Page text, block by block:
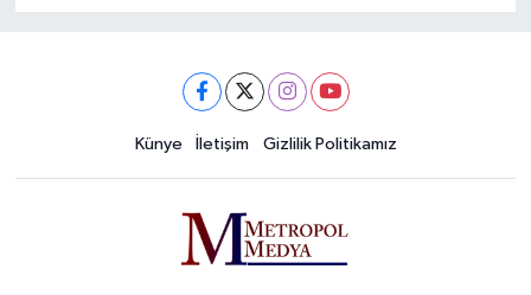
Künye İletişim Gizlilik Politikamız